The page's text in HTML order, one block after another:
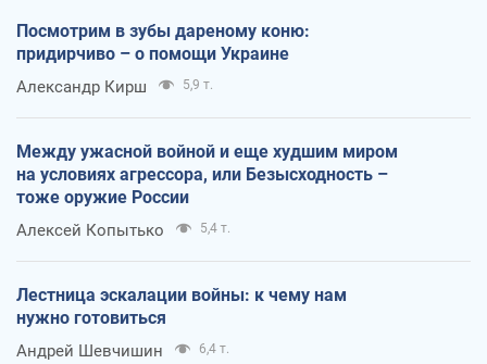
Посмотрим в зубы дареному коню:
придирчиво – о помощи Украине
Александр Кирш 5,9 т.
Между ужасной войной и еще худшим миром
на условиях агрессора, или Безысходность –
тоже оружие России
Алексей Копытько 5,4 т.
Лестница эскалации войны: к чему нам
нужно готовиться
Андрей Шевчишин 6,4 т.